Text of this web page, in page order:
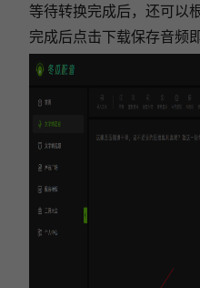
等待转换完成后，还可以
完成后点击下载保存音频即